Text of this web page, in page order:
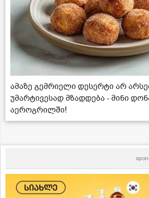
ამაზე გემრიელი დესერტი არ
უმარტივესად მზადდება - მინი
აეროგრილში!